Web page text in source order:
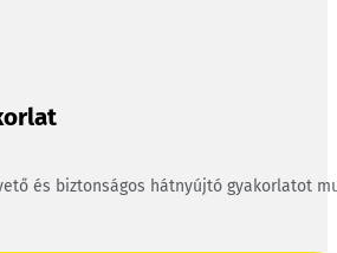
és biztonságos hátnyújtó gyakorlatot